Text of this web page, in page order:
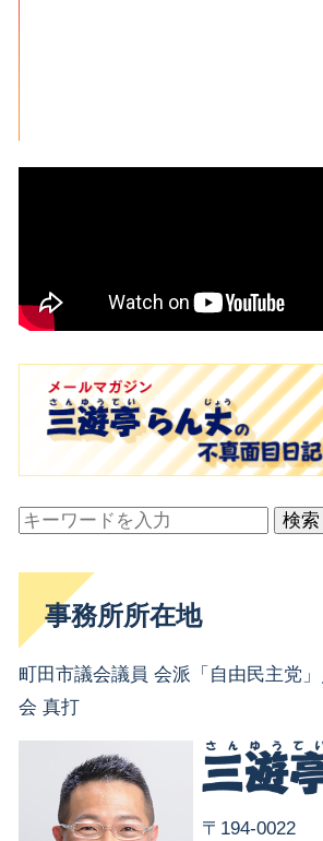
検索
事務所所在地
町田市議会議員 会派「自由民主党
会 真打
〒194-0022